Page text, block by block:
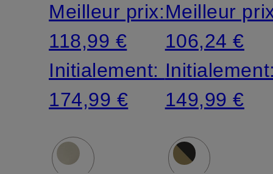
BASE
CAMP
25,5 l
compartiment
Meilleur prix:
118,99 €
Initialement:
174,99 €
S 30 l
avec
ordinateur
Meilleur
106,24 €
149,99 €